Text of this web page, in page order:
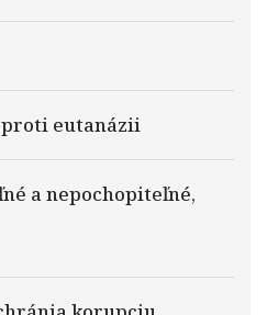
eutanázii
a nepochopiteľné,